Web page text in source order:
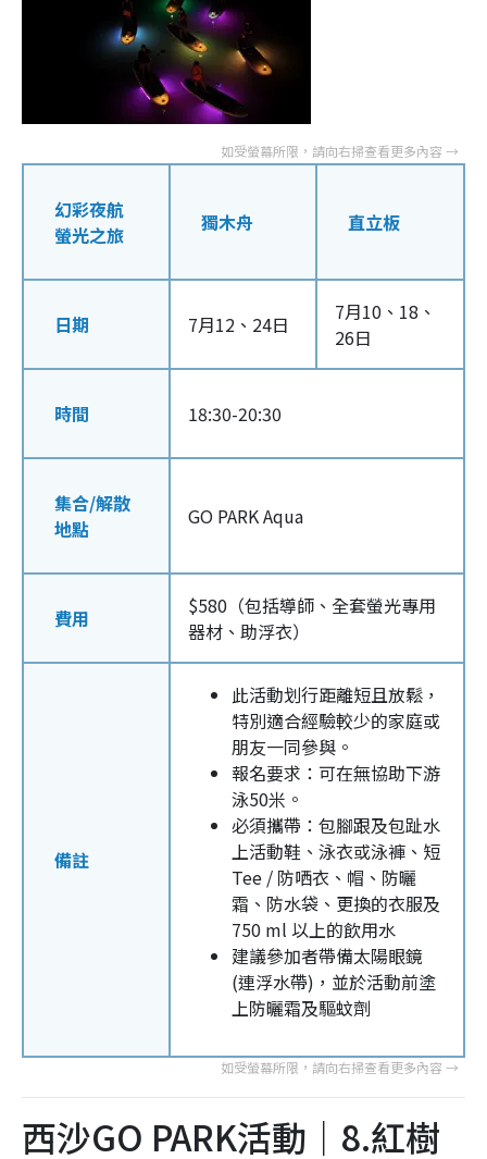
幻彩夜航
螢光之旅
獨木舟 直立板
日期 7月12、24日
7月10、18、
26日
時間 18:30-20:30
集合/解散
地點
GO PARK Aqua
費用
$580（包括導師、全套螢光專用
器材、助浮衣）
備註
此活動划行距離短且放鬆，
特別適合經驗較少的家庭或
朋友一同參與。
報名要求：可在無協助下游
泳50米。
必須攜帶：包腳跟及包趾水
上活動鞋、泳衣或泳褲、短
Tee / 防哂衣、帽、防曬
霜、防水袋、更換的衣服及
750 ml 以上的飲用水
建議參加者帶備太陽眼鏡
(連浮水帶)，並於活動前塗
上防曬霜及驅蚊劑
西沙GO PARK活動｜8.紅樹